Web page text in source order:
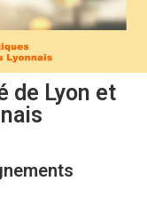
de Lyon et